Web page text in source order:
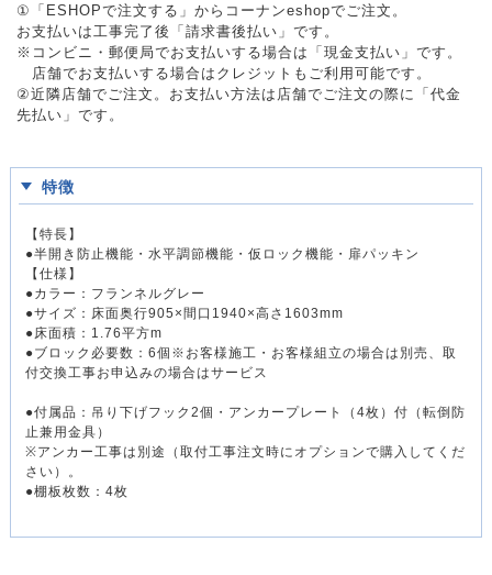
①「ESHOPで注文する」からコーナンeshopでご注文。
お支払いは工事完了後「請求書後払い」です。
※コンビニ・郵便局でお支払いする場合は「現金支払い」です。
店舗でお支払いする場合はクレジットもご利用可能です。
②近隣店舗でご注文。お支払い方法は店舗でご注文の際に「代金
先払い」です。
特徴
【特長】
●半開き防止機能・水平調節機能・仮ロック機能・扉パッキン
【仕様】
●カラー：フランネルグレー
●サイズ：床面奥行905×間口1940×高さ1603mm
●床面積：1.76平方m
●ブロック必要数：6個※お客様施工・お客様組立の場合は別売、取
付交換工事お申込みの場合はサービス
●付属品：吊り下げフック2個・アンカープレート（4枚）付（転倒防
止兼用金具）
※アンカー工事は別途（取付工事注文時にオプションで購入してくだ
さい）。
●棚板枚数：4枚